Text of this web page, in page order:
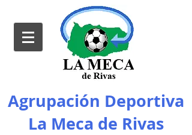
Agrupación Deportiva
La Meca de Rivas